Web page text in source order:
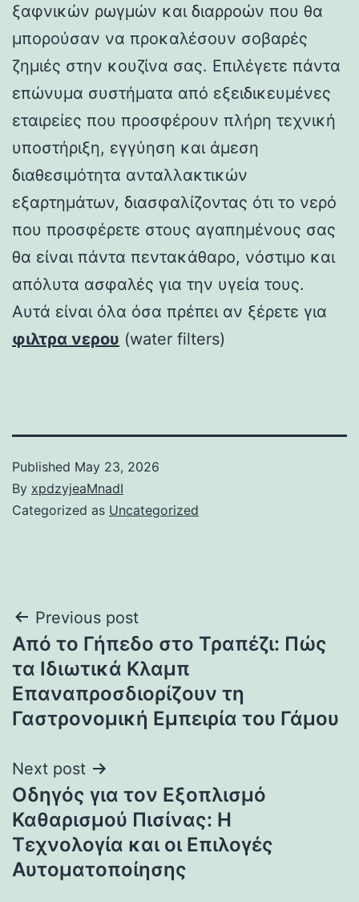
ξαφνικών ρωγμών και διαρροών που θα
μπορούσαν να προκαλέσουν σοβαρές
ζημιές στην κουζίνα σας. Επιλέγετε πάντα
επώνυμα συστήματα από εξειδικευμένες
εταιρείες που προσφέρουν πλήρη τεχνική
υποστήριξη, εγγύηση και άμεση
διαθεσιμότητα ανταλλακτικών
εξαρτημάτων, διασφαλίζοντας ότι το νερό
που προσφέρετε στους αγαπημένους σας
θα είναι πάντα πεντακάθαρο, νόστιμο και
απόλυτα ασφαλές για την υγεία τους.
Αυτά είναι όλα όσα πρέπει αν ξέρετε για
φιλτρα νερου (water filters)
Published May 23, 2026
By xpdzyjeaMnadI
Categorized as Uncategorized
Post
navigation
Previous post
Από το Γήπεδο στο Τραπέζι: Πώς
τα Ιδιωτικά Κλαμπ
Επαναπροσδιορίζουν τη
Γαστρονομική Εμπειρία του Γάμου
Next post
Οδηγός για τον Εξοπλισμό
Καθαρισμού Πισίνας: Η
Τεχνολογία και οι Επιλογές
Αυτοματοποίησης